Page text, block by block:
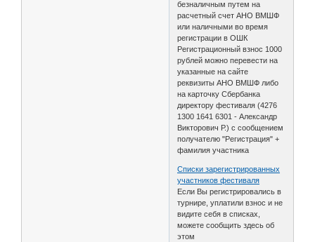
безналичным путем на
расчетный счет АНО ВМШФ
или наличными во время
регистрации в ОШК
Регистрационный взнос 1000
рублей можно перевести на
указанные на сайте
реквизиты АНО ВМШФ либо
на карточку Сбербанка
директору фестиваля (4276
1300 1641 6301 - Александр
Викторович Р.) с сообщением
получателю "Регистрация" +
фамилия участника
Списки зарегистрированных
участников фестиваля
Если Вы регистрировались в
турнире, уплатили взнос и не
видите себя в списках,
можете сообщить здесь об
этом